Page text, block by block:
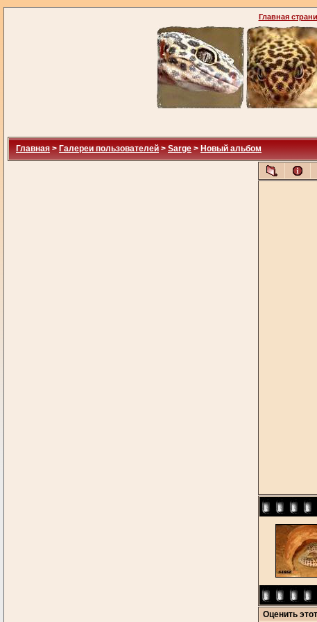
Главная
Главная > Галереи пользователей > Sarge > Новый альбом
Оценить